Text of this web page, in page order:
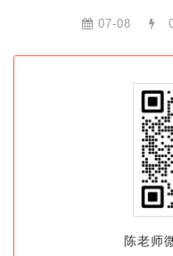
07-08
陈老师